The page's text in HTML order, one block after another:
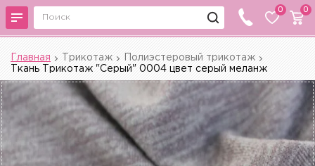
0 0
Главная Трикотаж
Полиэстеровый трикотаж
Ткань Трикотаж "Серый" 0004 цвет серый меланж